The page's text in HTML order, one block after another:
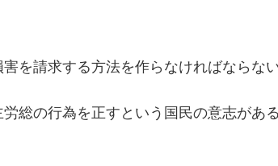
を請求する方法を作らなければならない
総の行為を正すという国民の意志があ